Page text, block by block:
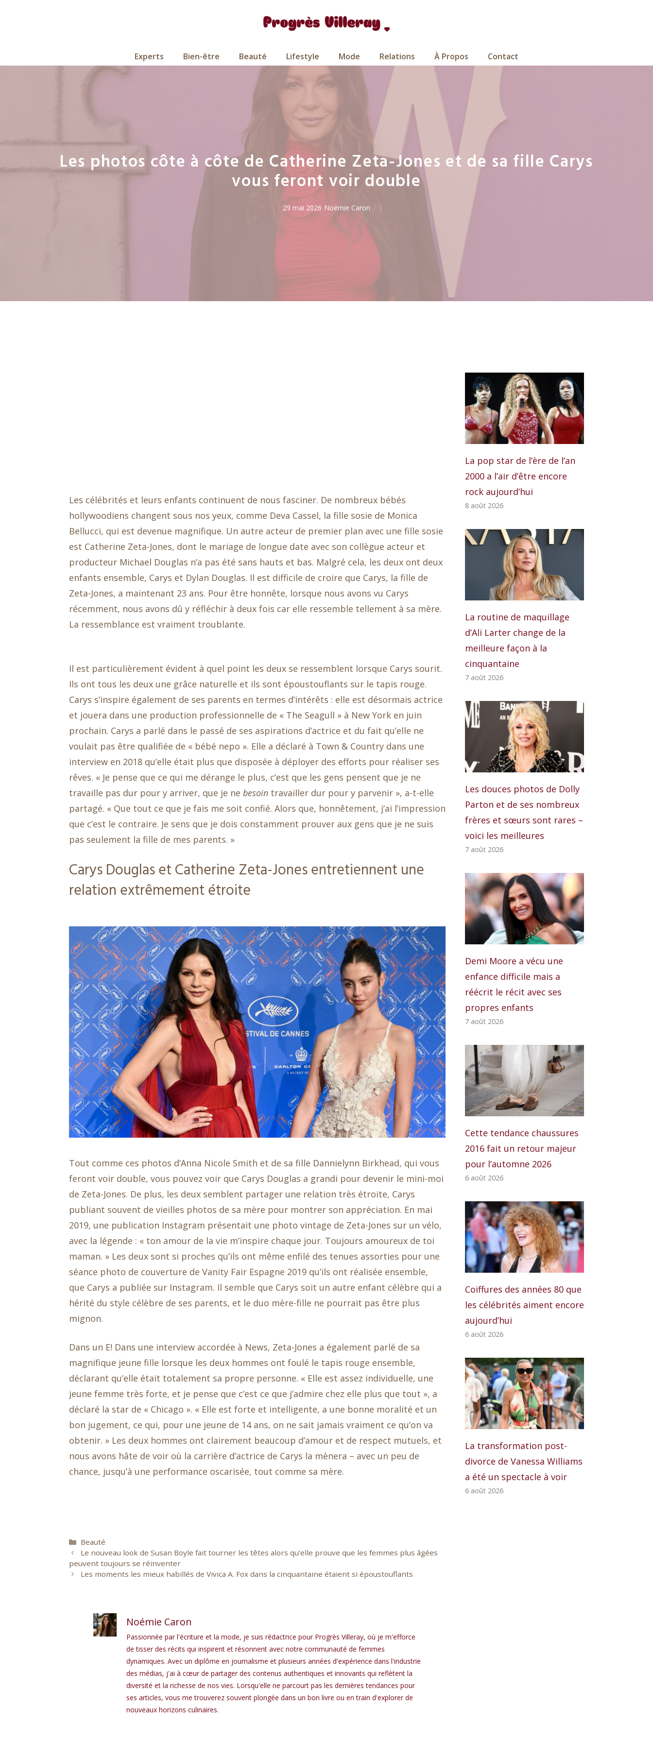
Experts Bien-être Beauté Lifestyle Mode Relations À Propos Contact
Les photos côte à côte de Catherine Zeta-Jones et de sa fille Carys
vous feront voir double
29 mai 2026 Noémie Caron
Les célébrités et leurs enfants continuent de nous fasciner. De nombreux bébés
hollywoodiens changent sous nos yeux, comme Deva Cassel, la fille sosie de Monica
Bellucci, qui est devenue magnifique. Un autre acteur de premier plan avec une fille sosie
est Catherine Zeta-Jones, dont le mariage de longue date avec son collègue acteur et
producteur Michael Douglas n’a pas été sans hauts et bas. Malgré cela, les deux ont deux
enfants ensemble, Carys et Dylan Douglas. Il est difficile de croire que Carys, la fille de
Zeta-Jones, a maintenant 23 ans. Pour être honnête, lorsque nous avons vu Carys
récemment, nous avons dû y réfléchir à deux fois car elle ressemble tellement à sa mère.
La ressemblance est vraiment troublante.
Il est particulièrement évident à quel point les deux se ressemblent lorsque Carys sourit.
Ils ont tous les deux une grâce naturelle et ils sont époustouflants sur le tapis rouge.
Carys s’inspire également de ses parents en termes d’intérêts : elle est désormais actrice
et jouera dans une production professionnelle de « The Seagull » à New York en juin
prochain. Carys a parlé dans le passé de ses aspirations d’actrice et du fait qu’elle ne
voulait pas être qualifiée de « bébé nepo ». Elle a déclaré à Town & Country dans une
interview en 2018 qu’elle était plus que disposée à déployer des efforts pour réaliser ses
rêves. « Je pense que ce qui me dérange le plus, c’est que les gens pensent que je ne
travaille pas dur pour y arriver, que je ne besoin travailler dur pour y parvenir », a-t-elle
partagé. « Que tout ce que je fais me soit confié. Alors que, honnêtement, j’ai l’impression
que c’est le contraire. Je sens que je dois constamment prouver aux gens que je ne suis
pas seulement la fille de mes parents. »
Carys Douglas et Catherine Zeta-Jones entretiennent une
relation extrêmement étroite
Tout comme ces photos d’Anna Nicole Smith et de sa fille Dannielynn Birkhead, qui vous
feront voir double, vous pouvez voir que Carys Douglas a grandi pour devenir le mini-moi
de Zeta-Jones. De plus, les deux semblent partager une relation très étroite, Carys
publiant souvent de vieilles photos de sa mère pour montrer son appréciation. En mai
2019, une publication Instagram présentait une photo vintage de Zeta-Jones sur un vélo,
avec la légende : « ton amour de la vie m’inspire chaque jour. Toujours amoureux de toi
maman. » Les deux sont si proches qu’ils ont même enfilé des tenues assorties pour une
séance photo de couverture de Vanity Fair Espagne 2019 qu’ils ont réalisée ensemble,
que Carys a publiée sur Instagram. Il semble que Carys soit un autre enfant célèbre qui a
hérité du style célèbre de ses parents, et le duo mère-fille ne pourrait pas être plus
mignon.
Dans un E! Dans une interview accordée à News, Zeta-Jones a également parlé de sa
magnifique jeune fille lorsque les deux hommes ont foulé le tapis rouge ensemble,
déclarant qu’elle était totalement sa propre personne. « Elle est assez individuelle, une
jeune femme très forte, et je pense que c’est ce que j’admire chez elle plus que tout », a
déclaré la star de « Chicago ». « Elle est forte et intelligente, a une bonne moralité et un
bon jugement, ce qui, pour une jeune de 14 ans, on ne sait jamais vraiment ce qu’on va
obtenir. » Les deux hommes ont clairement beaucoup d’amour et de respect mutuels, et
nous avons hâte de voir où la carrière d’actrice de Carys la mènera – avec un peu de
chance, jusqu’à une performance oscarisée, tout comme sa mère.
Catégories
Beauté
Le nouveau look de Susan Boyle fait tourner les têtes alors qu’elle prouve que les femmes plus âgées
peuvent toujours se réinventer
Les moments les mieux habillés de Vivica A. Fox dans la cinquantaine étaient si époustouflants
Noémie Caron
Passionnée par l'écriture et la mode, je suis rédactrice pour Progrès Villeray, où je m'efforce
de tisser des récits qui inspirent et résonnent avec notre communauté de femmes
dynamiques. Avec un diplôme en journalisme et plusieurs années d'expérience dans l'industrie
des médias, j'ai à cœur de partager des contenus authentiques et innovants qui reflètent la
diversité et la richesse de nos vies. Lorsqu'elle ne parcourt pas les dernières tendances pour
ses articles, vous me trouverez souvent plongée dans un bon livre ou en train d'explorer de
nouveaux horizons culinaires.
La pop star de l’ère de l’an
2000 a l’air d’être encore
rock aujourd’hui
8 août 2026
La routine de maquillage
d’Ali Larter change de la
meilleure façon à la
cinquantaine
7 août 2026
Les douces photos de Dolly
Parton et de ses nombreux
frères et sœurs sont rares –
voici les meilleures
7 août 2026
Demi Moore a vécu une
enfance difficile mais a
réécrit le récit avec ses
propres enfants
7 août 2026
Cette tendance chaussures
2016 fait un retour majeur
pour l’automne 2026
6 août 2026
Coiffures des années 80 que
les célébrités aiment encore
aujourd’hui
6 août 2026
La transformation post-
divorce de Vanessa Williams
a été un spectacle à voir
6 août 2026